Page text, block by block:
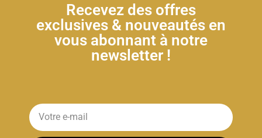
Recevez des offres
exclusives & nouveautés en
vous abonnant à notre
newsletter !